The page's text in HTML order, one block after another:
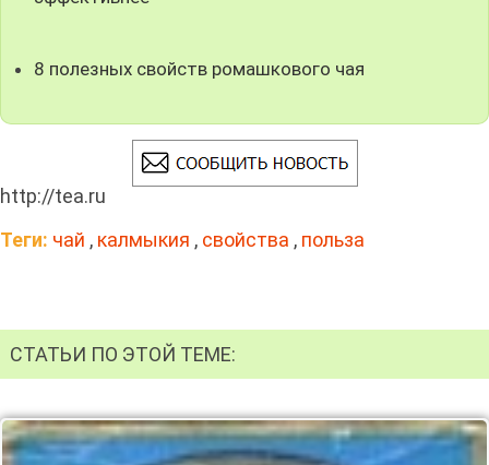
8 полезных свойств ромашкового чая
http://tea.ru
Теги: чай , калмыкия , свойства , польза
СТАТЬИ ПО ЭТОЙ ТЕМЕ: